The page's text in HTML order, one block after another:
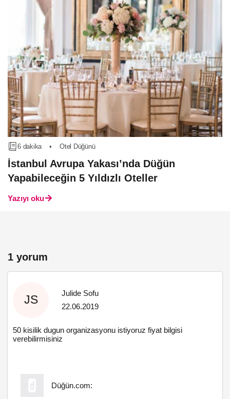
6 dakika • Otel Düğünü
İstanbul Avrupa Yakası’nda Düğün
Yapabileceğin 5 Yıldızlı Oteller
Yazıyı oku
1 yorum
JS
Julide Sofu
22.06.2019
50 kisilik dugun organizasyonu istiyoruz fiyat bilgisi
verebilirmisiniz
Düğün.com: